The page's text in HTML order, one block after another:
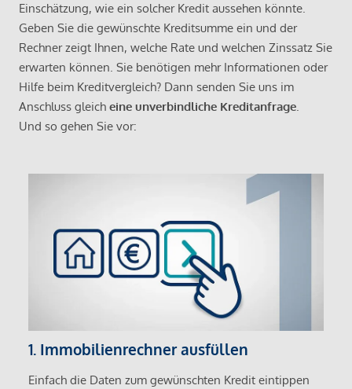
Einschätzung, wie ein solcher Kredit aussehen könnte.
Geben Sie die gewünschte Kreditsumme ein und der
Rechner zeigt Ihnen, welche Rate und welchen Zinssatz Sie
erwarten können. Sie benötigen mehr Informationen oder
Hilfe beim Kreditvergleich? Dann senden Sie uns im
Anschluss gleich eine unverbindliche Kreditanfrage.
Und so gehen Sie vor:
1. Immobilienrechner ausfüllen
Einfach die Daten zum gewünschten Kredit eintippen